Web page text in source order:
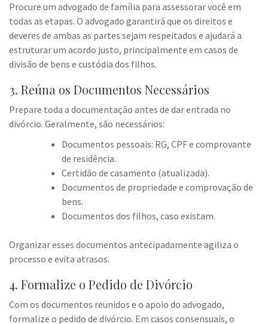
Procure um advogado de família para assessorar você em
todas as etapas. O advogado garantirá que os direitos e
deveres de ambas as partes sejam respeitados e ajudará a
estruturar um acordo justo, principalmente em casos de
divisão de bens e custódia dos filhos.
3. Reúna os Documentos Necessários
Prepare toda a documentação antes de dar entrada no
divórcio. Geralmente, são necessários:
Documentos pessoais: RG, CPF e comprovante
de residência.
Certidão de casamento (atualizada).
Documentos de propriedade e comprovação de
bens.
Documentos dos filhos, caso existam.
Organizar esses documentos antecipadamente agiliza o
processo e evita atrasos.
4. Formalize o Pedido de Divórcio
Com os documentos reunidos e o apoio do advogado,
formalize o pedido de divórcio. Em casos consensuais, o